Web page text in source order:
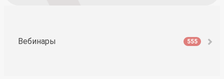
Вебинары 555